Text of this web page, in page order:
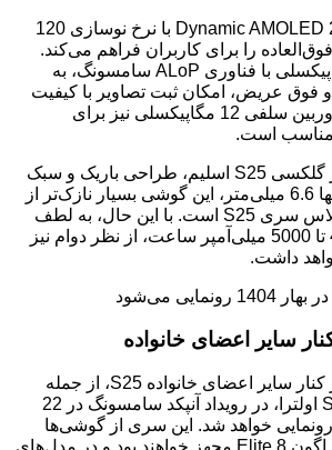
نمایشگر 6.7 اینچی Dynamic AMOLED 2X با نرخ نوسازی 120
را برای کاربران فراهم می‌کند.
دوربین اصلی 200 مگاپیکسلی با فناوری ALoP سامسونگ، به
و فوق عریض، امکان ثبت تصاویر با کیفیت
بالا را فراهم می‌کند. دوربین سلفی 12 مگاپیکسلی نیز برای
مناسب است.
یکی از ویژگی‌های بارز گلکسی S25 اسلیم، طراحی باریک و سبک
آن است. با ضخامت تنها 6.6 میلی‌متر، این گوشی بسیار نازک‌تر از
مدل‌های استاندارد و پلاس سری S25 است. با این حال، به لطف
باتری با ظرفیت 4700 تا 5000 میلی‌آمپر ساعت، از نظر دوام نیز
داشت.
سایر اعضای خانواده
گلکسی S25 اسلیم در کنار سایر اعضای خانواده S25، از جمله
S25، S25 پلاس و S25 اولترا، در رویداد آنپکد سامسونگ در 22
(3 بهمن) رونمایی خواهد شد. این سری از گوشی‌ها